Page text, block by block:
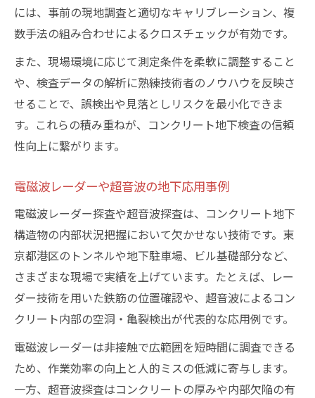
には、事前の現地調査と適切なキャリブレーション、複
数手法の組み合わせによるクロスチェックが有効です。
また、現場環境に応じて測定条件を柔軟に調整すること
や、検査データの解析に熟練技術者のノウハウを反映さ
せることで、誤検出や見落としリスクを最小化できま
す。これらの積み重ねが、コンクリート地下検査の信頼
性向上に繋がります。
電磁波レーダーや超音波の地下応用事例
電磁波レーダー探査や超音波探査は、コンクリート地下
構造物の内部状況把握において欠かせない技術です。東
京都港区のトンネルや地下駐車場、ビル基礎部分など、
さまざまな現場で実績を上げています。たとえば、レー
ダー技術を用いた鉄筋の位置確認や、超音波によるコン
クリート内部の空洞・亀裂検出が代表的な応用例です。
電磁波レーダーは非接触で広範囲を短時間に調査できる
ため、作業効率の向上と人的ミスの低減に寄与します。
一方、超音波探査はコンクリートの厚みや内部欠陥の有